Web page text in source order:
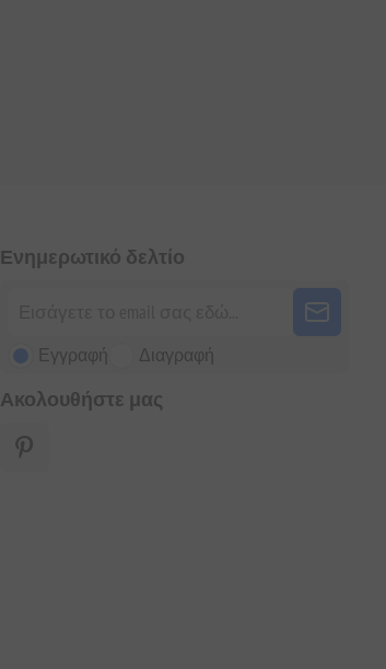
Ενημερωτικό δελτίο
Εγγραφή Διαγραφή
Ακολουθήστε μας